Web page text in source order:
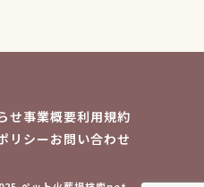
せ事業概要利用規約
リシーお問い合わせ